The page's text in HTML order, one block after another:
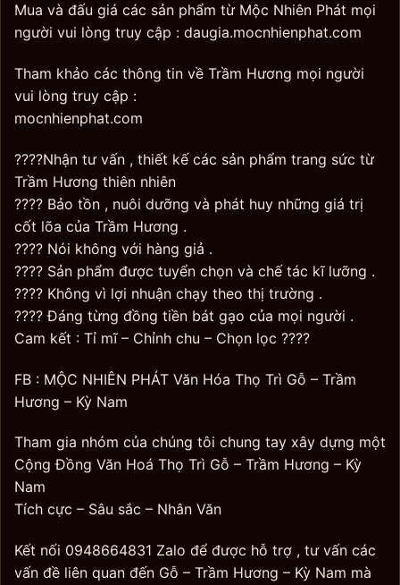
Mua và đấu giá các sản phẩm từ Mộc Nhiên Phát mọi
người vui lòng truy cập : daugia.mocnhienphat.com
Tham khảo các thông tin về Trầm Hương mọi người
vui lòng truy cập :
mocnhienphat.com
????Nhận tư vấn , thiết kế các sản phẩm trang sức từ
Trầm Hương thiên nhiên
???? Bảo tồn , nuôi dưỡng và phát huy những giá trị
cốt lõa của Trầm Hương .
???? Nói không với hàng giả .
???? Sản phẩm được tuyển chọn và chế tác kĩ lưỡng .
???? Không vì lợi nhuận chạy theo thị trường .
???? Đáng từng đồng tiền bát gạo của mọi người .
Cam kết : Tỉ mĩ – Chỉnh chu – Chọn lọc ????
FB : MỘC NHIÊN PHÁT Văn Hóa Thọ Trì Gỗ – Trầm
Hương – Kỳ Nam
Tham gia nhóm của chúng tôi chung tay xây dựng một
Cộng Đồng Văn Hoá Thọ Trì Gỗ – Trầm Hương – Kỳ
Nam
Tích cực – Sâu sắc – Nhân Văn
Kết nối 0948664831 Zalo để được hỗ trợ , tư vấn các
vấn đề liên quan đến Gỗ – Trầm Hương – Kỳ Nam mà